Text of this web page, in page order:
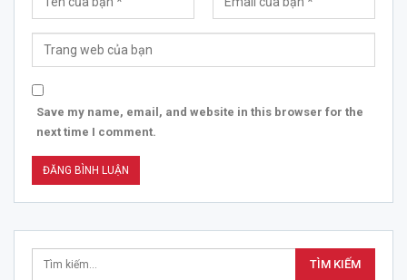
Save my name, email, and website in this browser for the
next time I comment.